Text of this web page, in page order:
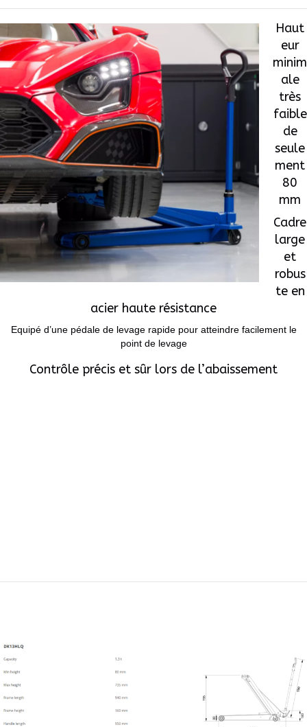
Haut
eur
minim
ale
très
faible
de
seule
ment
80
mm
Cadre
large
et
robus
te en
acier haute résistance
Equipé d’une pédale de levage rapide pour atteindre facilement le
point de levage
Contrôle précis et sûr lors de l’abaissement